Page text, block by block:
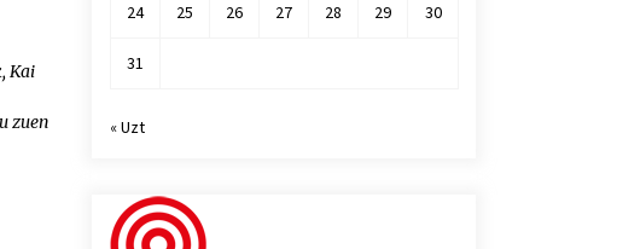
Kai
zuen
24 25 26 27 28 29 30
31
« Uzt